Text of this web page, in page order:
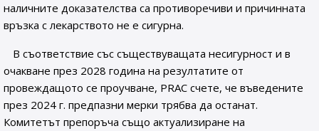
наличните доказателства са противоречиви и причинната
връзка с лекарството не е сигурна.
В съответствие със съществуващата несигурност и в
очакване през 2028 година на резултатите от
провеждащото се проучване, PRAC счете, че въведените
през 2024 г. предпазни мерки трябва да останат.
Комитетът препоръча също актуализиране на